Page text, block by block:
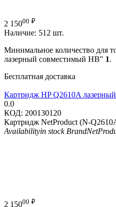
2 15000 ₽
Наличие: 512 шт.
Минимальное количество для
лазерный совместимый HB" 1.
Бесплатная доставка
Картридж HP Q2610A
0.0
КОД: 200130120
Картридж NetProduct (N-
Availabilityin stock Brand
2 15000 ₽